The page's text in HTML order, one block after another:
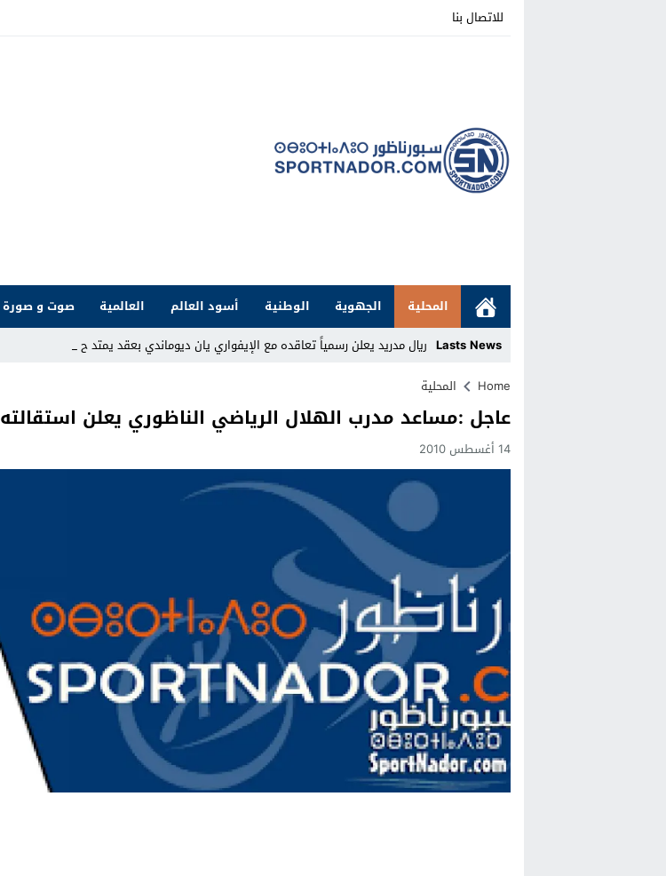
للاتصال بنا
المحلية الجهوية الوطنية أسود العالم العالمية صوت و صورة
Lasts News ريال مدريد يعلن رسمياً تعاقده مع الإيفواري يان ديوماندي بعقد يمتد حتى 2033 _
Stop
Previous
Next
Home المحلية
عاجل :مساعد مدرب الهلال الرياضي الناظوري يعلن استقالته
14 أغسطس 2010